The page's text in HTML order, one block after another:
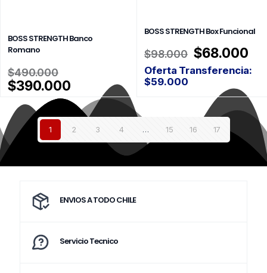
BOSS STRENGTH Banco
Romano
$490.000
precio
original
era:
$490.000.
$390.000
precio
actual
es:
$390.000.
BOSS STRENGTH Box Funcional
$98.000 El
precio
original
$98.000.
$68.000
Oferta Transferencia:
$59.000
1 2 3 4 … 15 16 17
ENVIOS A TODO CHILE
Servicio Tecnico